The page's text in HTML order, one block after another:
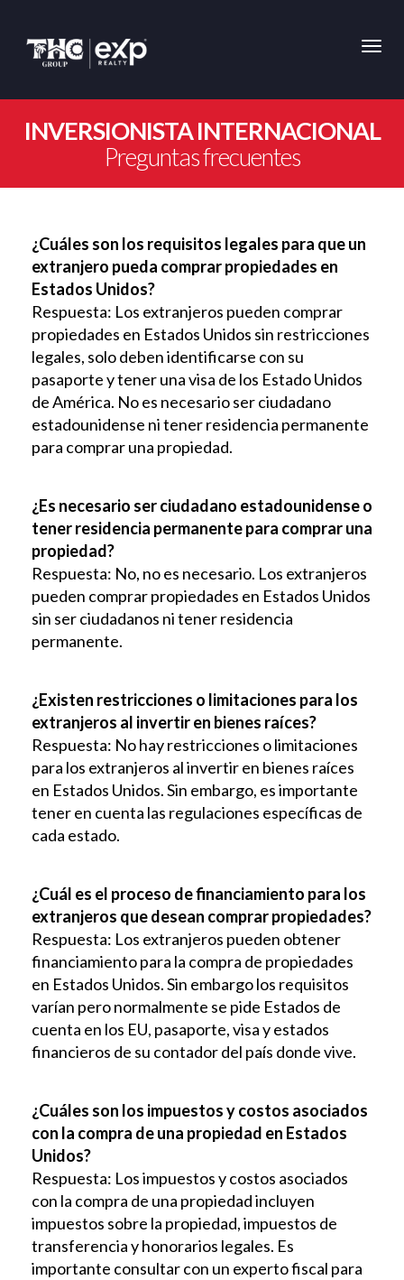
INVERSIONISTA INTERNACIONAL
Preguntas frecuentes
¿Cuáles son los requisitos legales para que un
extranjero pueda comprar propiedades en
Estados Unidos?
Respuesta: Los extranjeros pueden comprar
propiedades en Estados Unidos sin restricciones
legales, solo deben identificarse con su
pasaporte y tener una visa de los Estado Unidos
de América. No es necesario ser ciudadano
estadounidense ni tener residencia permanente
para comprar una propiedad.
¿Es necesario ser ciudadano estadounidense o
tener residencia permanente para comprar una
propiedad?
Respuesta: No, no es necesario. Los extranjeros
pueden comprar propiedades en Estados Unidos
sin ser ciudadanos ni tener residencia
permanente.
¿Existen restricciones o limitaciones para los
extranjeros al invertir en bienes raíces?
Respuesta: No hay restricciones o limitaciones
para los extranjeros al invertir en bienes raíces
en Estados Unidos. Sin embargo, es importante
tener en cuenta las regulaciones específicas de
cada estado.
¿Cuál es el proceso de financiamiento para los
extranjeros que desean comprar propiedades?
Respuesta: Los extranjeros pueden obtener
financiamiento para la compra de propiedades
en Estados Unidos. Sin embargo los requisitos
varían pero normalmente se pide Estados de
cuenta en los EU, pasaporte, visa y estados
financieros de su contador del país donde vive.
¿Cuáles son los impuestos y costos asociados
con la compra de una propiedad en Estados
Unidos?
Respuesta: Los impuestos y costos asociados
con la compra de una propiedad incluyen
impuestos sobre la propiedad, impuestos de
transferencia y honorarios legales. Es
importante consultar con un experto fiscal para